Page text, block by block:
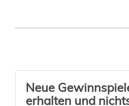
Neue
erhalten und